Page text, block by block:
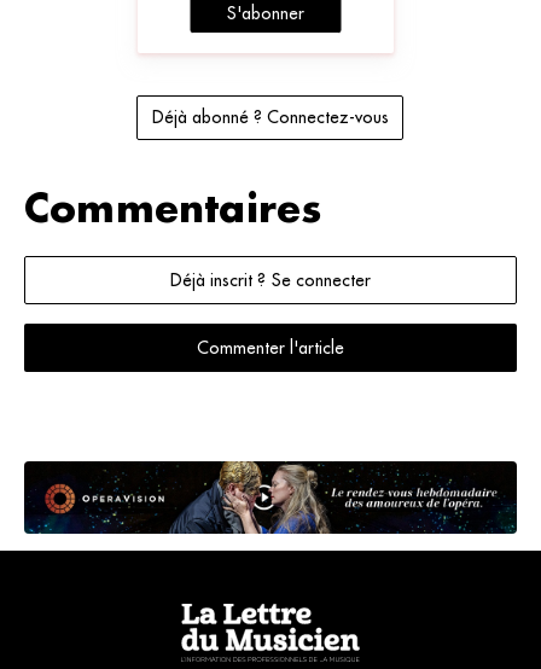
S'abonner
Déjà abonné ? Connectez-vous
Commentaires
Déjà inscrit ? Se connecter
Commenter l'article